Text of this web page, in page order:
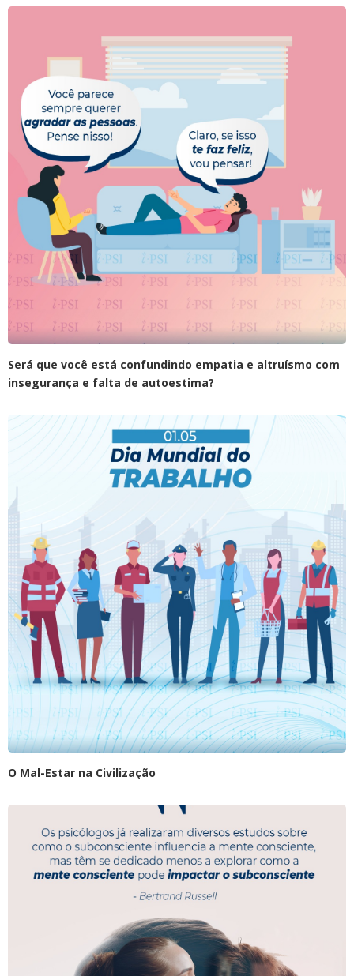
Será que você está confundindo empatia e altruísmo com
insegurança e falta de autoestima?
O Mal-Estar na Civilização